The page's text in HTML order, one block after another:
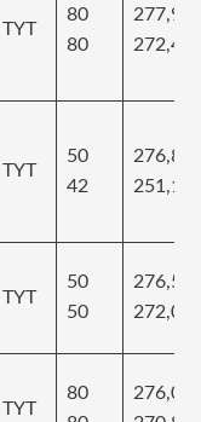
TYT
80
80
TYT
50
42
TYT
50
50
TYT
80